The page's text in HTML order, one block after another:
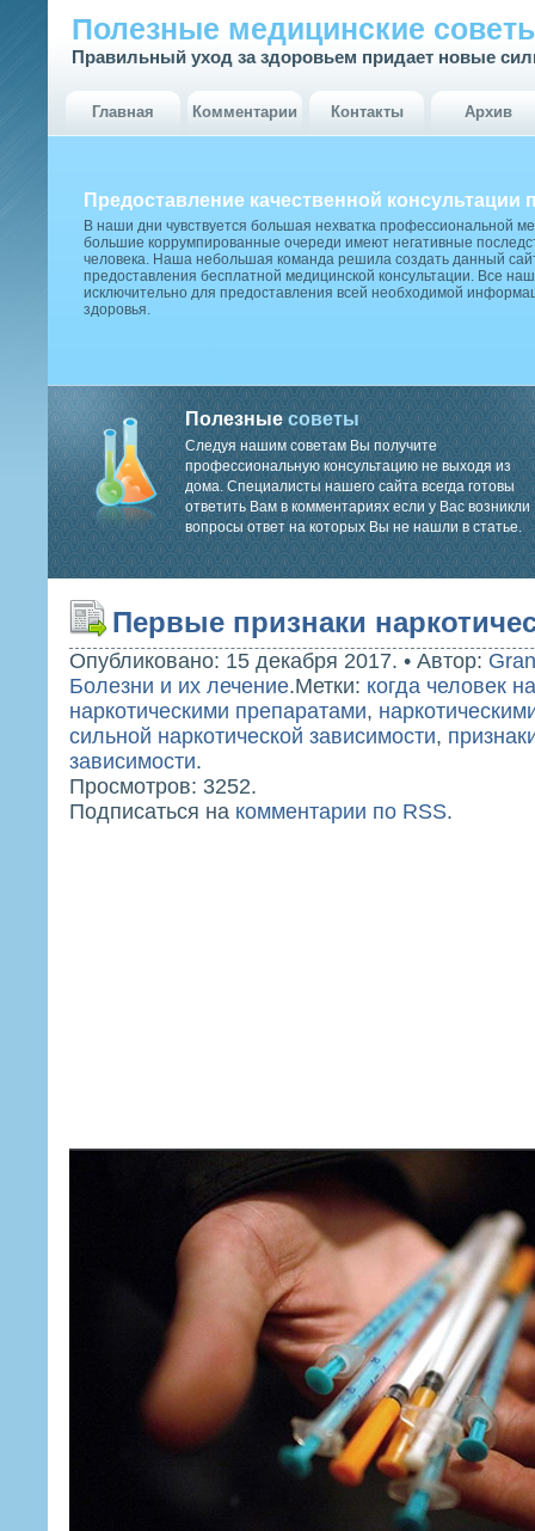
Полезные медицинские
Правильный уход за здоровьем придает новые
Главная Комментарии Контакты Архив
Предоставление качественной консультации
В наши дни чувствуется большая нехватка профессиональной
большие коррумпированные очереди имеют негативные
человека. Наша небольшая команда решила создать данный
предоставления бесплатной медицинской консультации. Все
исключительно для предоставления всей необходимой
здоровья.
Полезныесоветы
Следуя нашим советам Вы получите
профессиональную консультацию не выходя из
дома. Специалисты нашего сайта всегда готовы
ответить Вам в комментариях если у Вас возникли
вопросы ответ на которых Вы не нашли в статье.
Первые признаки
Опубликовано: 15 декабря 2017. • Автор:
Болезни и их лечение.Метки: когда человек
наркотическими препаратами,
сильной наркотической зависимости,
зависимости.
Просмотров: 3252.
Подписаться на комментарии по RSS.